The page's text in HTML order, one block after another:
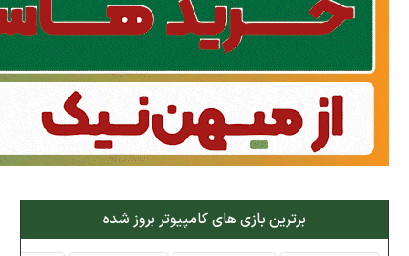
برترین بازی های کامپیوتر بروز شده